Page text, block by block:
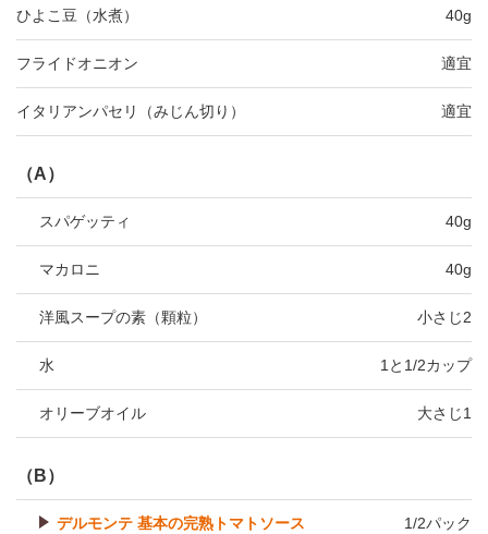
ひよこ豆（水煮） 40g
フライドオニオン 適宜
イタリアンパセリ（みじん切り） 適宜
（A）
スパゲッティ 40g
マカロニ 40g
洋風スープの素（顆粒） 小さじ2
水 1と1/2カップ
オリーブオイル 大さじ1
（B）
デルモンテ 基本の完熟トマトソース 1/2パック